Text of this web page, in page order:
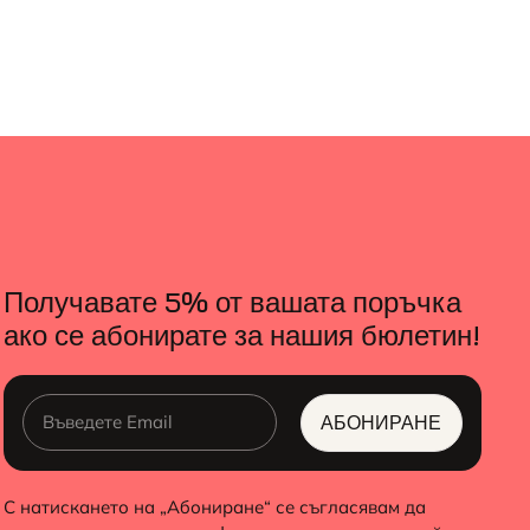
Получавате 5% от вашата поръчка
ако се абонирате за нашия бюлетин!
АБОНИРАНЕ
ALTERNATIVE:
С натискането на „Абониране“ се съгласявам да